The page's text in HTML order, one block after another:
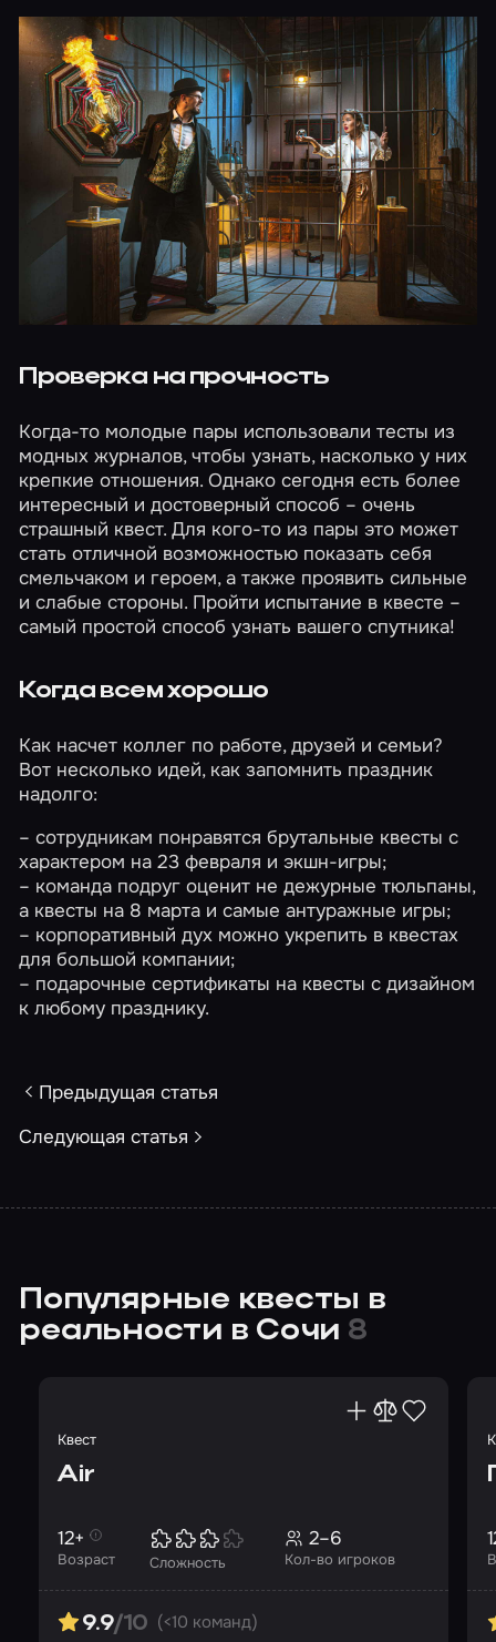
Проверка на прочность
Когда-то молодые пары использовали тесты из
модных журналов, чтобы узнать, насколько у них
крепкие отношения. Однако сегодня есть более
интересный и достоверный способ – очень
страшный квест. Для кого-то из пары это может
стать отличной возможностью показать себя
смельчаком и героем, а также проявить сильные
и слабые стороны. Пройти испытание в квесте –
самый простой способ узнать вашего спутника!
Когда всем хорошо
Как насчет коллег по работе, друзей и семьи?
Вот несколько идей, как запомнить праздник
надолго:
– сотрудникам понравятся брутальные квесты с
характером на23 февраля иэкшн-игры;
– команда подруг оценит не дежурные тюльпаны,
а квесты на 8 марта и самыеантуражные игры;
– корпоративный дух можно укрепить в квестах
для большой компании;
– подарочные сертификаты на квесты с дизайном
к любому празднику.
Предыдущая статья
Следующая статья
Популярные квесты в
реальности в Сочи 8
Квест
Air
Возраст
12+
Сложность Кол-во игроков
2–6
9.9/10 (<10 команд)